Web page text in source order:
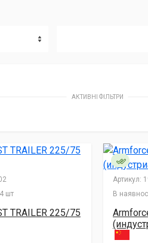
АКТИВНІ ФІЛЬТРИ
4 шт
TRAILER 225/75
Артикул:
В